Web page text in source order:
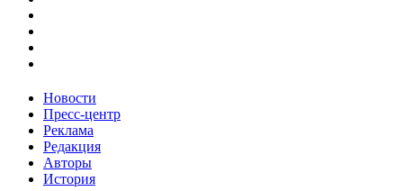
Новости
Пресс-центр
Реклама
Редакция
Авторы
История